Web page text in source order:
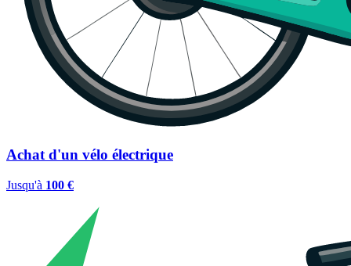
Achat d'un vélo électrique
Jusqu'à 100 €